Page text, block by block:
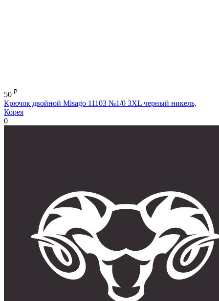
50 ₽
Крючок двойной Misago 11103 №1/0 3XL черный никель,
Корея
0